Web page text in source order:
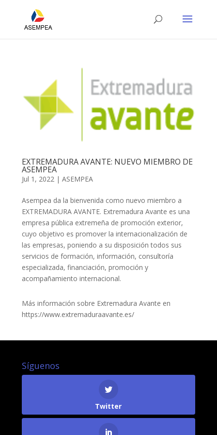
EXTREMADURA AVANTE: NUEVO MIEMBRO DE
ASEMPEA
Jul 1, 2022| ASEMPEA
Asempea da la bienvenida como nuevo miembro a
EXTREMADURA AVANTE. Extremadura Avante es una
empresa pública extremeña de promoción exterior,
cuyo objetivo es promover la internacionalización de
las empresas, poniendo a su disposición todos sus
servicios de formación, información, consultoría
especializada, financiación, promoción y
acompañamiento internacional.
Más información sobre Extremadura Avante en
https://www.extremaduraavante.es/
Síguenos
Twitter